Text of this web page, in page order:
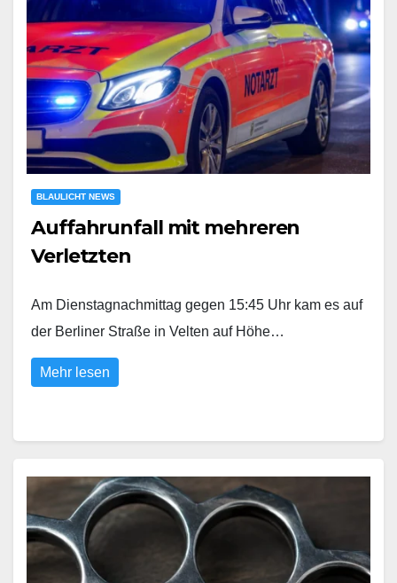
BLAULICHT NEWS
Auffahrunfall mit mehreren
Verletzten
Am Dienstagnachmittag gegen 15:45 Uhr kam es auf
der Berliner Straße in Velten auf Höhe…
Mehr lesen